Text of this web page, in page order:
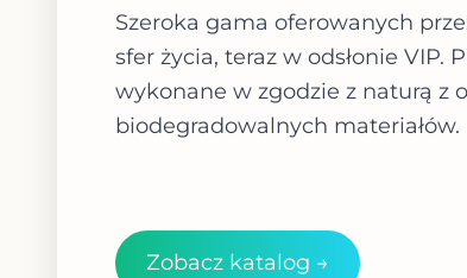
Szeroka gama oferowanych
sfer życia, teraz w odsłonie
wykonane w zgodzie z naturą z
biodegradowalnych materiałów.
Zobacz katalog →